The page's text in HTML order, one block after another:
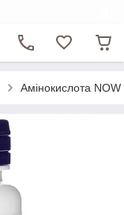
Амінокислота